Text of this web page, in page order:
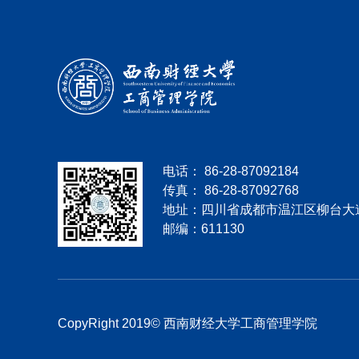
电话： 86-28-87092184
传真： 86-28-87092768
地址：四川省成都市温江区柳台大
邮编：611130
CopyRight 2019© 西南财经大学工商管理学院